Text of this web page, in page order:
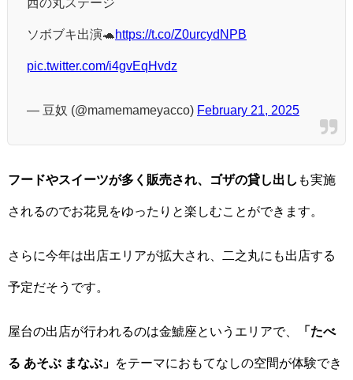
ソボブキ出演🐢 https://t.co/Z0urcydNPB
pic.twitter.com/i4gvEqHvdz
— 豆奴 (@mamemameyacco) February 21, 2025
フードやスイーツが多く販売され、ゴザの貸し出し も実施
されるのでお花見をゆったりと楽しむことができます。
さらに今年は出店エリアが拡大され、二之丸にも出店する
予定だそうです。
屋台の出店が行われるのは金鯱座というエリアで、 「たべ
る あそぶ まなぶ」 をテーマにおもてなしの空間が体験でき